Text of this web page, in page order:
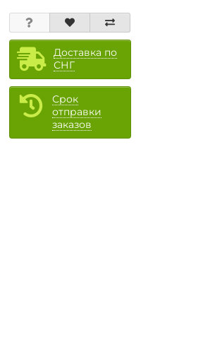
Доставка по
СНГ
Срок
отправки
заказов